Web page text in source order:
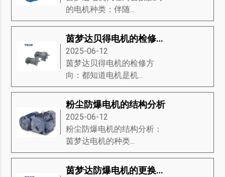
的电机种类：伴随...
茵梦达贝得电机的检修方向
2025-06-12
茵梦达贝得电机的检修方
向：都知道电机是机...
粉尘防爆电机的结构分析
2025-06-12
粉尘防爆电机的结构分析：
茵梦达电机的种类...
茵梦达防爆电机的更换须知